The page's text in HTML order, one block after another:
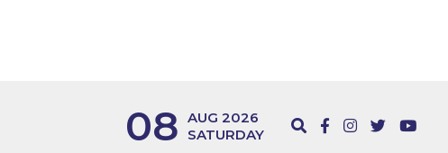
08 AUG 2026
SATURDAY